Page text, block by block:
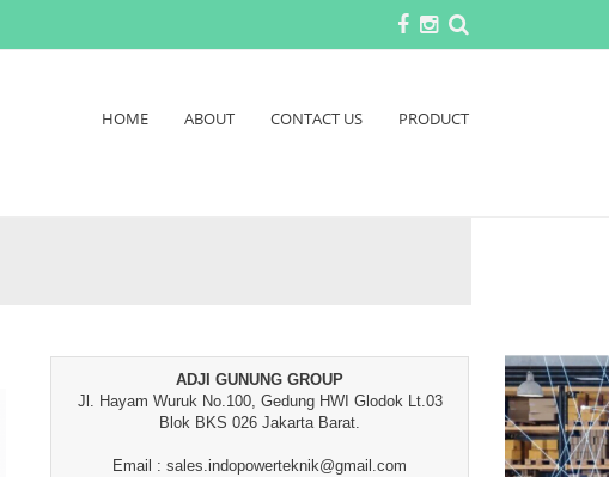
HOME ABOUT CONTACT US PRODUCT
ADJI GUNUNG GROUP
Jl. Hayam Wuruk No.100, Gedung HWI Glodok Lt.03
Blok BKS 026 Jakarta Barat.
Email : sales.indopowerteknik@gmail.com